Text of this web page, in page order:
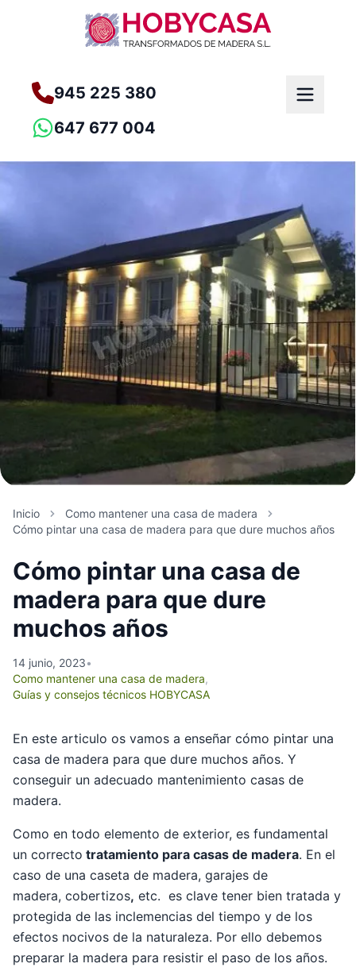
945 225 380
647 677 004
Inicio
Como mantener una casa de madera
Cómo pintar una casa de madera para que dure muchos años
Cómo pintar una casa de
madera para que dure
muchos años
14 junio, 2023•
Como mantener una casa de madera,
Guías y consejos técnicos HOBYCASA
En este articulo os vamos a enseñar cómo pintar una
casa de madera para que dure muchos años. Y
conseguir un adecuado mantenimiento casas de
madera.
Como en todo elemento de exterior, es fundamental
un correcto tratamiento para casas de madera. En el
caso de una caseta de madera, garajes de
madera, cobertizos, etc. es clave tener bien tratada y
protegida de las inclemencias del tiempo y de los
efectos nocivos de la naturaleza. Por ello debemos
preparar la madera para resistir el paso de los años.